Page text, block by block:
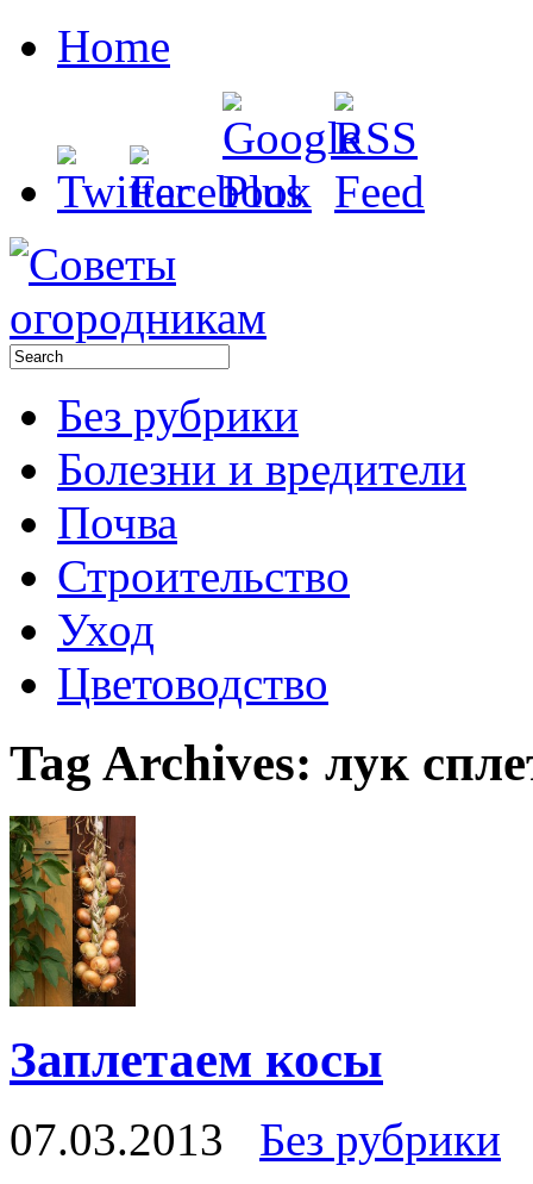
Home
Без рубрики
Болезни и вредители
Почва
Строительство
Уход
Цветоводство
Tag Archives: лук
Заплетаем косы
07.03.2013
Без рубрики